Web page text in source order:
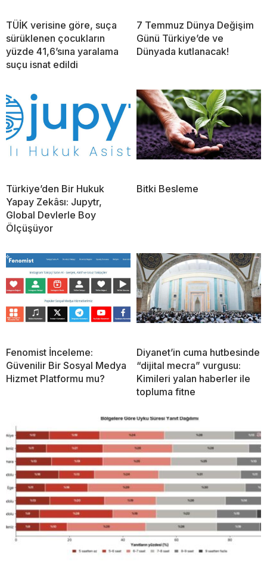
TÜİK verisine göre, suça
sürüklenen çocukların
yüzde 41,6’sına yaralama
suçu isnat edildi
7 Temmuz Dünya Değişim
Günü Türkiye’de ve
Dünyada kutlanacak!
Türkiye’den Bir Hukuk
Yapay Zekâsı: Jupytr,
Global Devlerle Boy
Ölçüşüyor
Bitki Besleme
Fenomist İnceleme:
Güvenilir Bir Sosyal Medya
Hizmet Platformu mu?
Diyanet’in cuma hutbesinde
“dijital mecra” vurgusu:
Kimileri yalan haberler ile
topluma fitne